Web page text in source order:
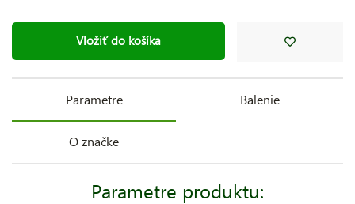
Vložiť do košíka
Parametre Balenie
O značke
Parametre produktu: